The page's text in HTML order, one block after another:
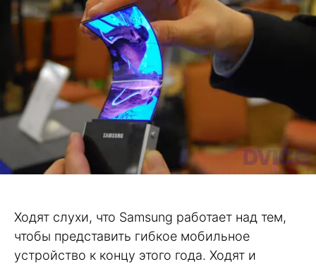
Ходят слухи, что Samsung работает над тем,
чтобы представить гибкое мобильное
устройство к концу этого года. Ходят и